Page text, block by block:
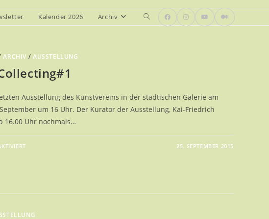
Kalender 2026 Archiv
Website-
ARCHIV / AUSSTELLUNG
Ausstellung des Kunstvereins in der städtischen Galerie am
um 16 Uhr. Der Kurator der Ausstellung, Kai-Friedrich
16.00 Uhr nochmals…
FÜR 25. SEPTEMBER 2015